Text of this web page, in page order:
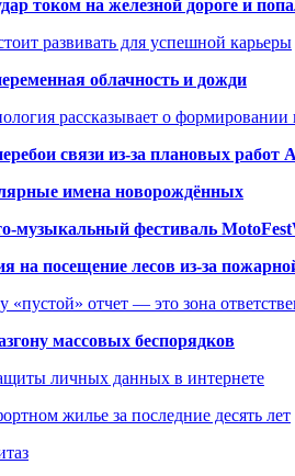
током на железной дороге и
развивать для успешной карьеры
облачность и дожди
рассказывает о формировании
связи из-за плановых работ
имена новорождённых
музыкальный фестиваль
на посещение лесов из-за
«пустой» отчет — это зона
массовых беспорядков
личных данных в интернете
жилье за последние десять лет